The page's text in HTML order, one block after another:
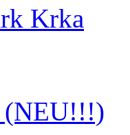
Krka
(NEU!!!)